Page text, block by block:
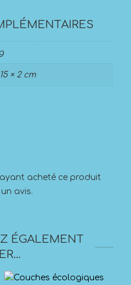
15 × 2 cm
acheté ce produit
avis.
ÉGALEMENT